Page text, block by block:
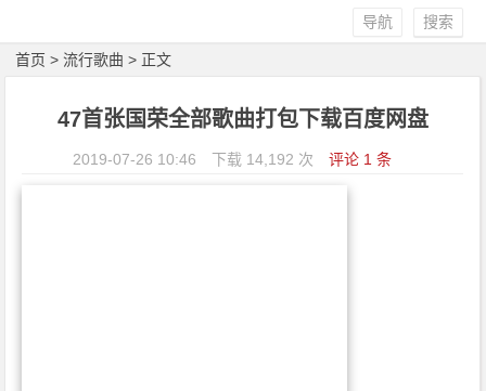
搜索
导航
首页 >流行歌曲 > 正文
47首张国荣全部歌曲打包下载百度网盘
2019-07-26 10:46 下载 14,192 次 评论 1 条